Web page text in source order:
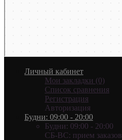
Личный кабинет
Мои закладки (0)
Список сравнения
Регистрация
Авторизация
Будни: 09:00 - 20:00
Будни: 09:00 - 20:00
СБ-ВС: прием заказов